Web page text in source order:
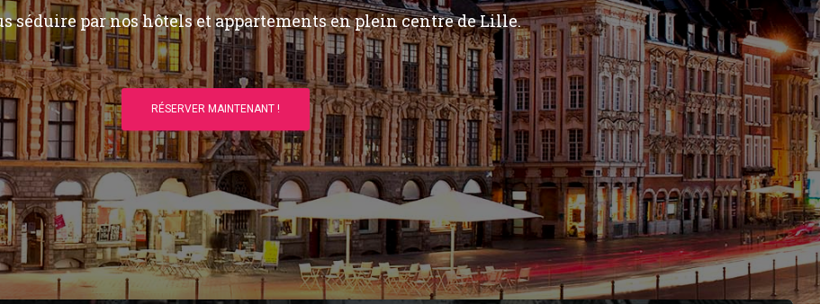
séduire par nos hôtels et appartements en plein centre de Lille.
RÉSERVER MAINTENANT !